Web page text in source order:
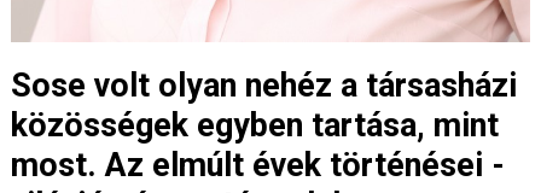
Sose volt olyan nehéz a társasházi
közösségek egyben tartása, mint
most. Az elmúlt évek történései -